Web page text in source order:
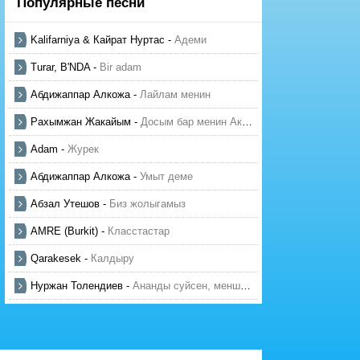
Kalifarniya & Кайрат Нуртас - Адеми
Turar, B'NDA- Bir adam
Абдижаппар Алкожа- Лайлам менин
Рахымжан Жакайым - Досым бар менин Актауда
Adam - Журек
Абдижаппар Алкожа- Умыт деме
Абзал Утешов - Биз жолыгамыз
AMRE (Burkit) - Класстастар
Qarakesek - Калдыру
Нуржан Толендиев - Ананды суйсен, менше суй